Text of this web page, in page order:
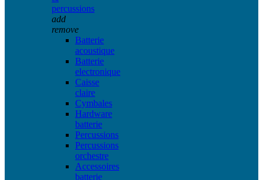
percussions
add
remove
Batterie
acoustique
Batterie
electronique
Caisse
claire
Cymbales
Hardware
batterie
Percussions
Percussions
orchestre
Accessoires
batterie